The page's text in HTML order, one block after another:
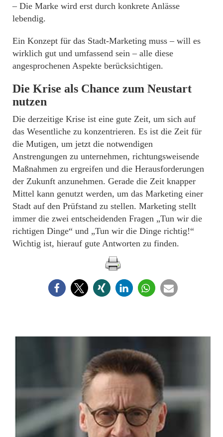
– Die Marke wird erst durch konkrete Anlässe
lebendig.
Ein Konzept für das Stadt-Marketing muss – will es
wirklich gut und umfassend sein – alle diese
angesprochenen Aspekte berücksichtigen.
Die Krise als Chance zum Neustart
nutzen
Die derzeitige Krise ist eine gute Zeit, um sich auf
das Wesentliche zu konzentrieren. Es ist die Zeit für
die Mutigen, um jetzt die notwendigen
Anstrengungen zu unternehmen, richtungsweisende
Maßnahmen zu ergreifen und die He­rausforderungen
der Zukunft anzunehmen. Gerade die Zeit knapper
Mittel kann genutzt werden, um das Marketing einer
Stadt auf den Prüfstand zu stellen. Marketing stellt
immer die zwei entscheidenden Fragen „Tun wir die
richtigen Dinge“ und „Tun wir die Dinge richtig!“
Wichtig ist, hierauf gute Antworten zu finden.